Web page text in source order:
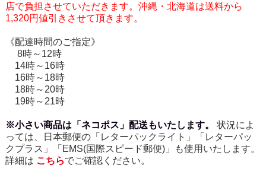
店で負担させていただきます。沖縄・北海道は送料から
1,320円値引きさせて頂きます。
《配達時間のご指定》
8時～12時
14時～16時
16時～18時
18時～20時
19時～21時
※小さい商品は「ネコポス」配送もいたします。
状況によ
っては、日本郵便の「レターパックライト」「レターパッ
クプラス」「EMS(国際スピード郵便)」も使用いたします。
詳細は こちらでご確認ください。